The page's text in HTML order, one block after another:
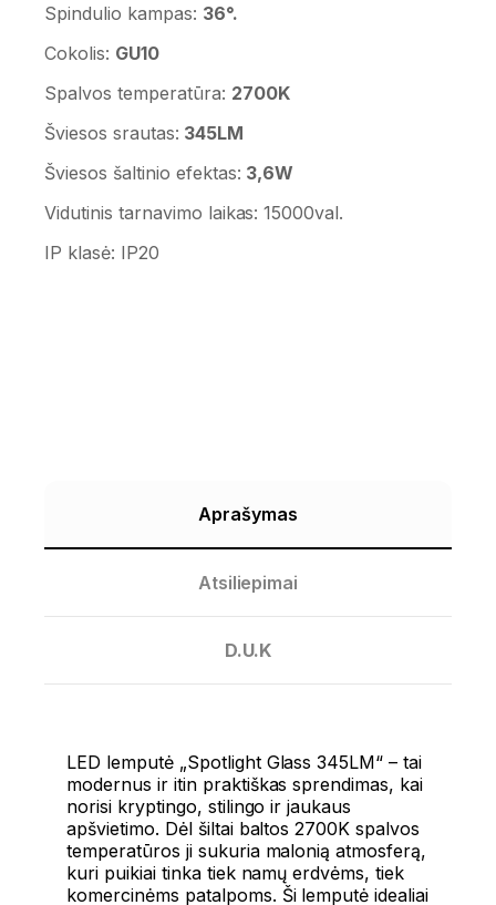
Spindulio kampas: 36°.
Cokolis: GU10
Spalvos temperatūra: 2700K
Šviesos srautas: 345LM
Šviesos šaltinio efektas: 3,6W
Vidutinis tarnavimo laikas: 15000val.
IP klasė: IP20
Aprašymas
Atsiliepimai
D.U.K
LED lemputė „Spotlight Glass 345LM“ – tai
modernus ir itin praktiškas sprendimas, kai
norisi kryptingo, stilingo ir jaukaus
apšvietimo. Dėl šiltai baltos 2700K spalvos
temperatūros ji sukuria malonią atmosferą,
kuri puikiai tinka tiek namų erdvėms, tiek
komercinėms patalpoms. Ši lemputė idealiai